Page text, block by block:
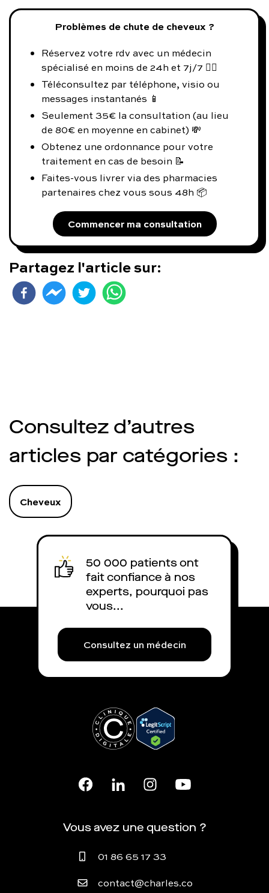
Problèmes de chute de cheveux ?
Réservez votre rdv avec un médecin
spécialisé en moins de 24h et 7j/7 👨‍⚕️
Téléconsultez par téléphone, visio ou
messages instantanés 📱
Seulement 35€ la consultation (au lieu
de 80€ en moyenne en cabinet) 💸
Obtenez une ordonnance pour votre
traitement en cas de besoin 📝
Faites-vous livrer via des pharmacies
partenaires chez vous sous 48h 📦
Commencer ma consultation
Partagez l'article sur:
Consultez d’autres
articles par catégories :
Cheveux
50 000 patients ont
fait confiance à nos
experts, pourquoi pas
vous...
Consultez un médecin
Vous avez une question ?
01 86 65 17 33
contact@charles.co